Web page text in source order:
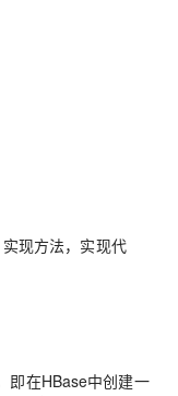
现方法，实现代
即在HBase中创建一